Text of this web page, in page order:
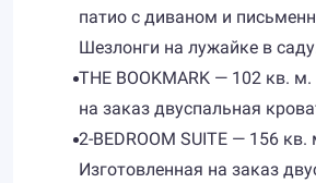
патио с диваном и
Шезлонги на лужайке в
THE BOOKMARK — 102 кв.
на заказ двуспальная
2-BEDROOM SUITE — 156 кв.
Изготовленная на заказ